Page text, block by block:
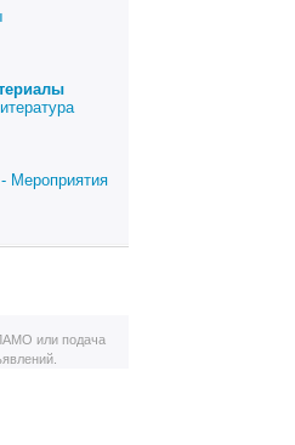
Мероприятия
или подача